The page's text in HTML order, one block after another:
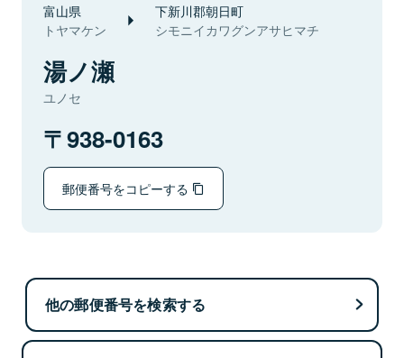
富山県
トヤマケン
下新川郡朝日町
シモニイカワグンアサヒマチ
湯ノ瀬
ユノセ
938-0163
郵便番号をコピーする
他の郵便番号を検索する